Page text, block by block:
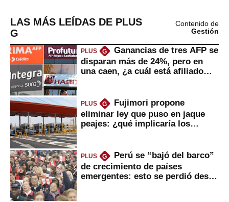
LAS MÁS LEÍDAS DE PLUS
G
Contenido de
Gestión
PLUS G
Ganancias de tres AFP se
disparan más de 24%, pero en
una caen, ¿a cuál está afiliado
PLUS G
Fujimori propone
eliminar ley que puso en jaque
peajes: ¿qué implicaría los
PLUS G
Perú se “bajó del barco”
de crecimiento de países
emergentes: esto se perdió desde